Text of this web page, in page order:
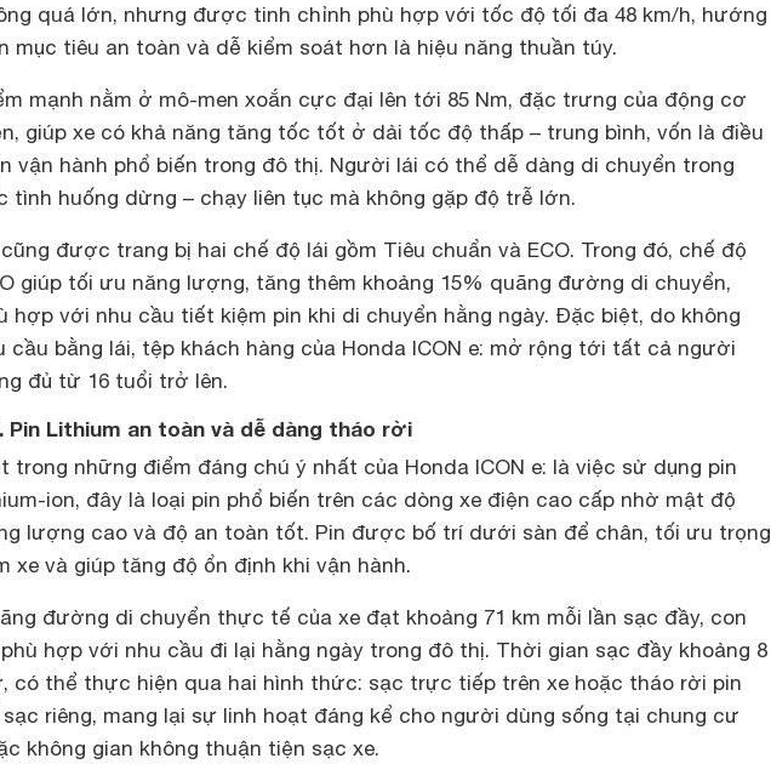
quá lớn, nhưng được tinh chỉnh phù hợp với tốc độ tối đa 48 km/h, hướng
mục tiêu an toàn và dễ kiểm soát hơn là hiệu năng thuần túy.
mạnh nằm ở mô-men xoắn cực đại lên tới 85 Nm, đặc trưng của động cơ
giúp xe có khả năng tăng tốc tốt ở dải tốc độ thấp – trung bình, vốn là điều
vận hành phổ biến trong đô thị. Người lái có thể dễ dàng di chuyển trong
tình huống dừng – chạy liên tục mà không gặp độ trễ lớn.
cũng được trang bị hai chế độ lái gồm Tiêu chuẩn và ECO. Trong đó, chế độ
giúp tối ưu năng lượng, tăng thêm khoảng 15% quãng đường di chuyển,
hợp với nhu cầu tiết kiệm pin khi di chuyển hằng ngày. Đặc biệt, do không
cầu bằng lái, tệp khách hàng của Honda ICON e: mở rộng tới tất cả người
đủ từ 16 tuổi trở lên.
Pin Lithium an toàn và dễ dàng tháo rời
trong những điểm đáng chú ý nhất của Honda ICON e: là việc sử dụng pin
ion, đây là loại pin phổ biến trên các dòng xe điện cao cấp nhờ mật độ
lượng cao và độ an toàn tốt. Pin được bố trí dưới sàn để chân, tối ưu trọng
xe và giúp tăng độ ổn định khi vận hành.
đường di chuyển thực tế của xe đạt khoảng 71 km mỗi lần sạc đầy, con
hợp với nhu cầu đi lại hằng ngày trong đô thị. Thời gian sạc đầy khoảng 8
có thể thực hiện qua hai hình thức: sạc trực tiếp trên xe hoặc tháo rời pin
riêng, mang lại sự linh hoạt đáng kể cho người dùng sống tại chung cư
không gian không thuận tiện sạc xe.